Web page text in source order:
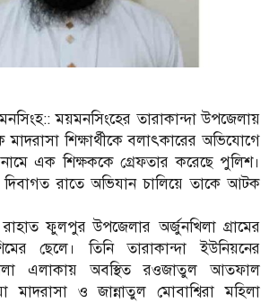
ময়মনসিংহের তারাকান্দা উপজেলায়
শিক্ষার্থীকে বলাৎকারের অভিযোগে
এক শিক্ষককে গ্রেফতার করেছে পুলিশ।
রাতে অভিযান চালিয়ে তাকে আটক
ফুলপুর উপজেলার অর্জুনখিলা গ্রামের
ছেলে। তিনি তারাকান্দা ইউনিয়নের
এলাকায় অবস্থিত রওজাতুল আতফাল
মাদরাসা ও জান্নাতুল মোবাশ্বিরা মহিলা